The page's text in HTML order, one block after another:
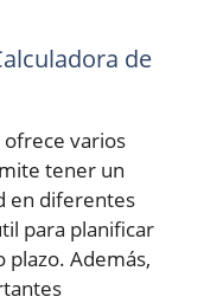
de
ofrece varios
tener un
en diferentes
para planificar
plazo. Además,